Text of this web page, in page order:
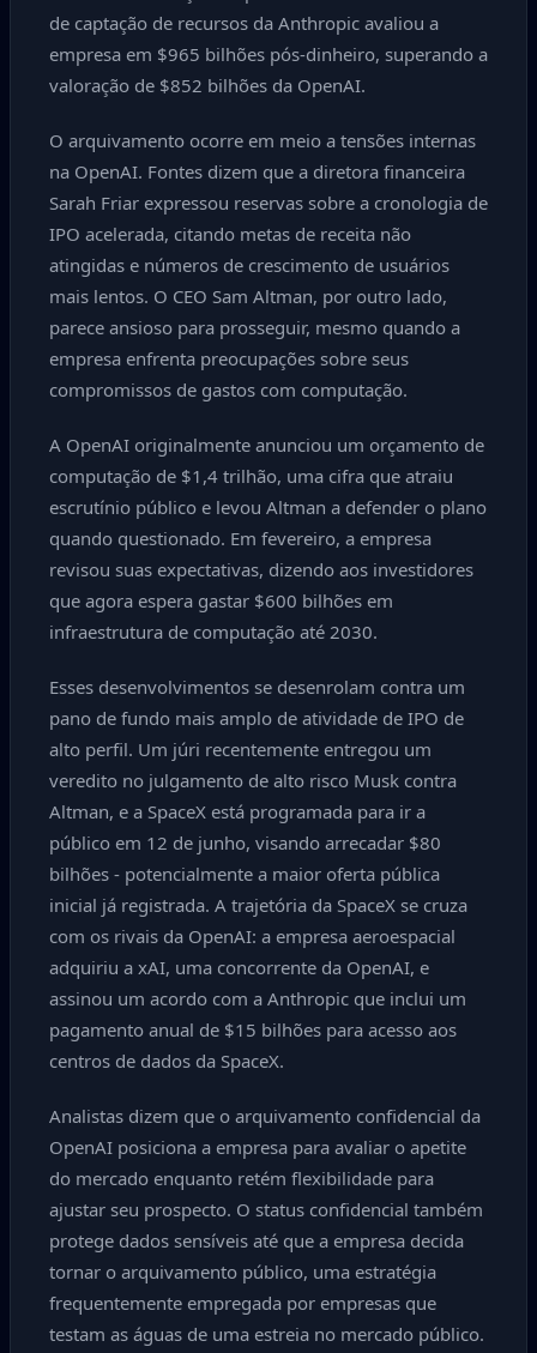
de captação de recursos da Anthropic avaliou a
empresa em $965 bilhões pós-dinheiro, superando a
valoração de $852 bilhões da OpenAI.
O arquivamento ocorre em meio a tensões internas
na OpenAI. Fontes dizem que a diretora financeira
Sarah Friar expressou reservas sobre a cronologia de
IPO acelerada, citando metas de receita não
atingidas e números de crescimento de usuários
mais lentos. O CEO Sam Altman, por outro lado,
parece ansioso para prosseguir, mesmo quando a
empresa enfrenta preocupações sobre seus
compromissos de gastos com computação.
A OpenAI originalmente anunciou um orçamento de
computação de $1,4 trilhão, uma cifra que atraiu
escrutínio público e levou Altman a defender o plano
quando questionado. Em fevereiro, a empresa
revisou suas expectativas, dizendo aos investidores
que agora espera gastar $600 bilhões em
infraestrutura de computação até 2030.
Esses desenvolvimentos se desenrolam contra um
pano de fundo mais amplo de atividade de IPO de
alto perfil. Um júri recentemente entregou um
veredito no julgamento de alto risco Musk contra
Altman, e a SpaceX está programada para ir a
público em 12 de junho, visando arrecadar $80
bilhões - potencialmente a maior oferta pública
inicial já registrada. A trajetória da SpaceX se cruza
com os rivais da OpenAI: a empresa aeroespacial
adquiriu a xAI, uma concorrente da OpenAI, e
assinou um acordo com a Anthropic que inclui um
pagamento anual de $15 bilhões para acesso aos
centros de dados da SpaceX.
Analistas dizem que o arquivamento confidencial da
OpenAI posiciona a empresa para avaliar o apetite
do mercado enquanto retém flexibilidade para
ajustar seu prospecto. O status confidencial também
protege dados sensíveis até que a empresa decida
tornar o arquivamento público, uma estratégia
frequentemente empregada por empresas que
testam as águas de uma estreia no mercado público.